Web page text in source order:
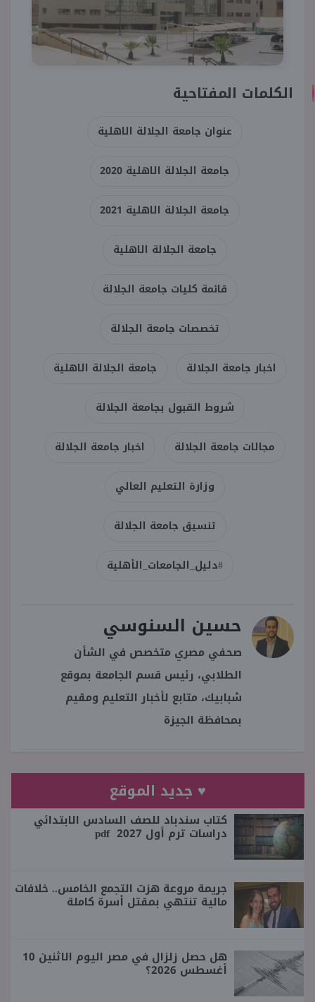
الكلمات المفتاحية
عنوان جامعة الجلالة الاهلية
جامعة الجلالة الاهلية 2020
جامعة الجلالة الاهلية 2021
جامعة الجلالة الاهلية
قائمة كليات جامعة الجلالة
تخصصات جامعة الجلالة
اخبار جامعة الجلالة جامعة الجلالة الاهلية
شروط القبول بجامعة الجلالة
مجالات جامعة الجلالة اخبار جامعة الجلالة
وزارة التعليم العالي
تنسيق جامعة الجلالة
#دليل_الجامعات_الأهلية
حسين السنوسي
صحفي مصري متخصص في الشأن
الطلابي، رئيس قسم الجامعة بموقع
شبابيك، متابع لأخبار التعليم ومقيم
بمحافظة الجيزة
♥ جديد الموقع
كتاب سندباد للصف السادس الابتدائي
دراسات ترم أول 2027 pdf
جريمة مروعة هزت التجمع الخامس.. خلافات
مالية تنتهي بمقتل أسرة كاملة
هل حصل زلزال في مصر اليوم الاثنين 10
أغسطس 2026؟